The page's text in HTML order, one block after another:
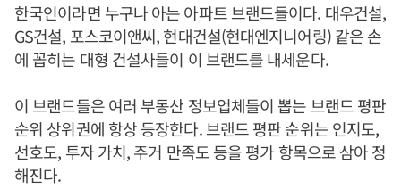
한국인이라면 누구나 아는 아파트 브랜드들이다. 대우건설,
GS건설, 포스코이앤씨, 현대건설(현대엔지니어링) 같은 손
에 꼽히는 대형 건설사들이 이 브랜드를 내세운다.
이 브랜드들은 여러 부동산 정보업체들이 뽑는 브랜드 평판
순위 상위권에 항상 등장한다. 브랜드 평판 순위는 인지도,
선호도, 투자 가치, 주거 만족도 등을 평가 항목으로 삼아 정
해진다.